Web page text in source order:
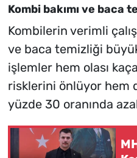
Kombi bakımı ve baca
Kombilerin verimli
ve baca temizliği
işlemler hem olası
risklerini önlüyor hem
yüzde 30 oranında